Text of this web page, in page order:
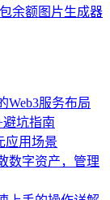
余额图片生成器
Web3服务布局
坑指南
应用场景
数字资产，管理